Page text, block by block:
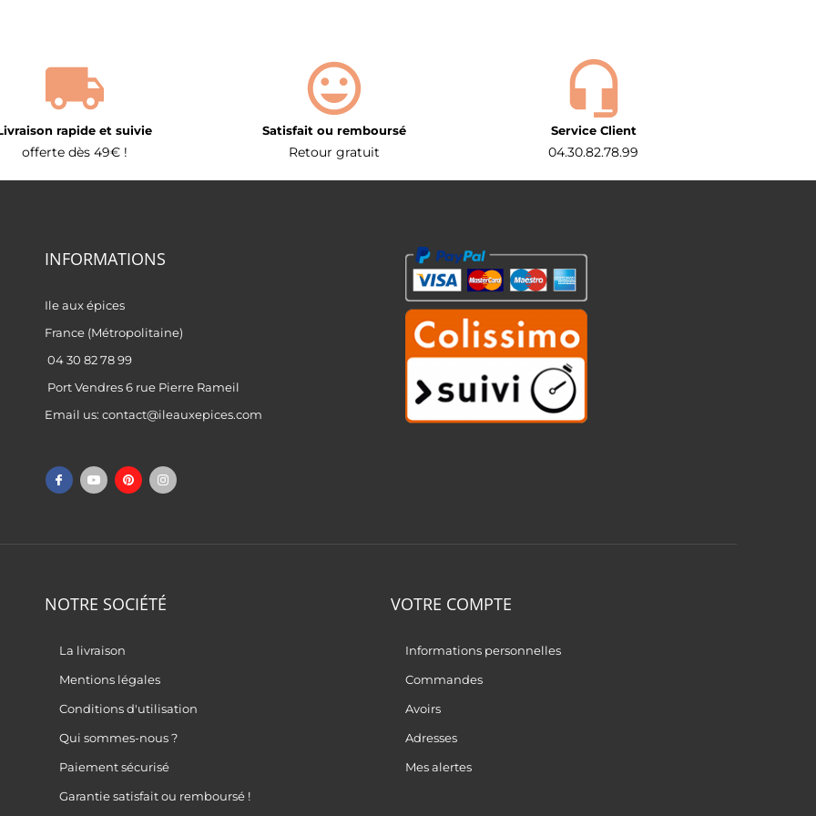
rapide et suivie
offerte dès 49€ !
Satisfait ou remboursé
Retour gratuit
Service Client
04.30.82.78.99
INFORMATIONS
Ile aux épices
France (Métropolitaine)
04 30 82 78 99
Port Vendres 6 rue Pierre Rameil
Email us: contact@ileauxepices.com
NOTRE SOCIÉTÉ
La livraison
Mentions légales
Conditions d'utilisation
Qui sommes-nous ?
Paiement sécurisé
Garantie satisfait ou remboursé !
VOTRE COMPTE
Informations personnelles
Commandes
Avoirs
Adresses
Mes alertes